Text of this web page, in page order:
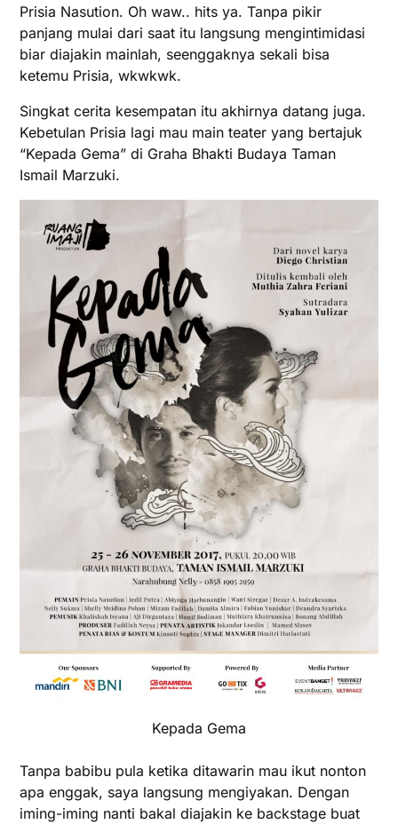
Prisia Nasution. Oh waw.. hits ya. Tanpa pikir
panjang mulai dari saat itu langsung mengintimidasi
biar diajakin mainlah, seenggaknya sekali bisa
ketemu Prisia, wkwkwk.
Singkat cerita kesempatan itu akhirnya datang juga.
Kebetulan Prisia lagi mau main teater yang bertajuk
“Kepada Gema” di Graha Bhakti Budaya Taman
Ismail Marzuki.
Kepada Gema
Tanpa babibu pula ketika ditawarin mau ikut nonton
apa enggak, saya langsung mengiyakan. Dengan
iming-iming nanti bakal diajakin ke backstage buat